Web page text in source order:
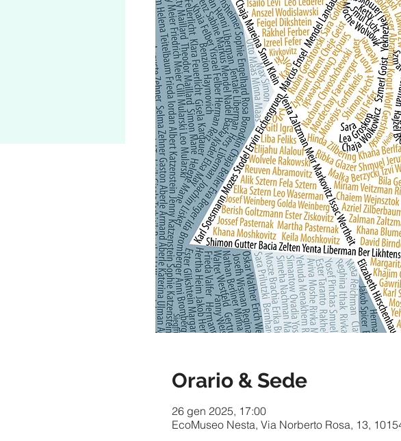
Orario & Sede
26 gen 2025, 17:00
EcoMuseo Nesta, Via Norberto Rosa, 13,